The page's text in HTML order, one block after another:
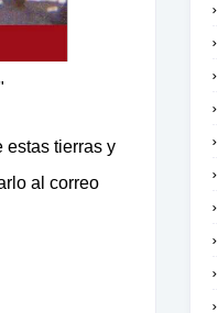
estas tierras y
al correo